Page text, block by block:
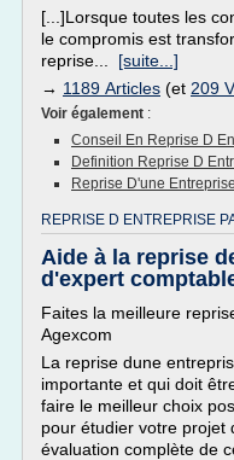
[...]Lorsque toutes les
le compromis est
reprise... [suite...]
→ 1189 Articles (et 209
Voir également :
Conseil En Reprise D
Definition Reprise D
Reprise D'une
REPRISE D ENTREPRISE
Aide à la reprise
d'expert
Faites la meilleure
Agexcom
La reprise dune
importante et qui doit
faire le meilleur choix
pour étudier votre projet
évaluation complète de